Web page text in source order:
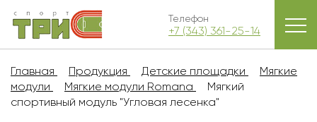
Телефон
+7 (343) 361-25-14
Главная Продукция Детские площадки
Мягкие
модули
Мягкие модули Romana
Мягкий
спортивный модуль "Угловая лесенка"